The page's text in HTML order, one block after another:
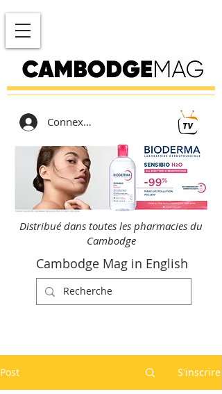
Connexion
Distribué dans toutes les pharmacies du
Cambodge
Cambodge Mag in English
Post S'inscrire